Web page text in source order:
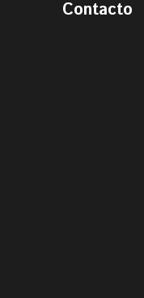
Contacto